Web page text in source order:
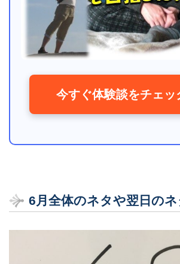
今すぐ体験談をチェッ
6月全体のネタや翌日のネ